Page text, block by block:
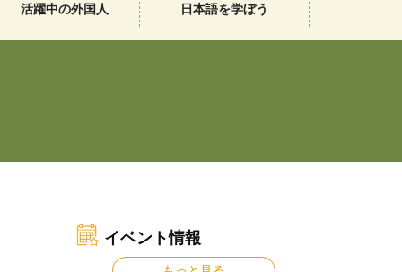
活躍中の外国人 日本語を学ぼう
イベント情報